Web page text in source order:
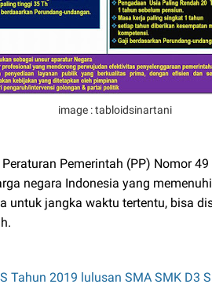
image : tabloidsinartani
Pemerintah (PP) Nomor
negara Indonesia yang
untuk jangka waktu tertentu, bisa
Tahun 2019 lulusan SMA SMK D3